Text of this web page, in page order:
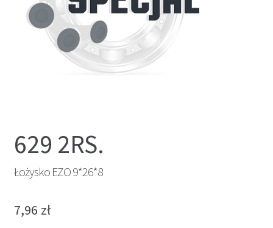
629 2RS.
Łożysko EZO 9*26*8
7,96 zł